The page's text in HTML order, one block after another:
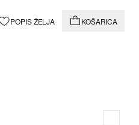
POPIS ŽELJA KOŠARICA